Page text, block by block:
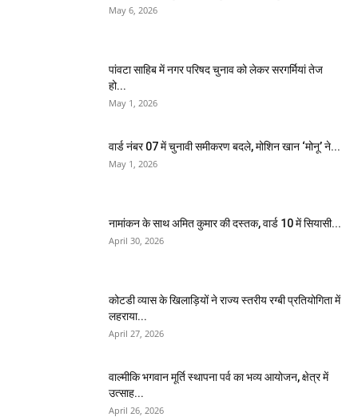
May 6, 2026
पांवटा साहिब में नगर परिषद चुनाव को लेकर सरगर्मियां तेज
हो...
May 1, 2026
वार्ड नंबर 07 में चुनावी समीकरण बदले, मोशिन खान ‘मोनू’ ने...
May 1, 2026
नामांकन के साथ अमित कुमार की दस्तक, वार्ड 10 में सियासी...
April 30, 2026
कोटडी व्यास के खिलाड़ियों ने राज्य स्तरीय रग्बी प्रतियोगिता में
लहराया...
April 27, 2026
वाल्मीकि भगवान मूर्ति स्थापना पर्व का भव्य आयोजन, क्षेत्र में
उत्साह...
April 26, 2026